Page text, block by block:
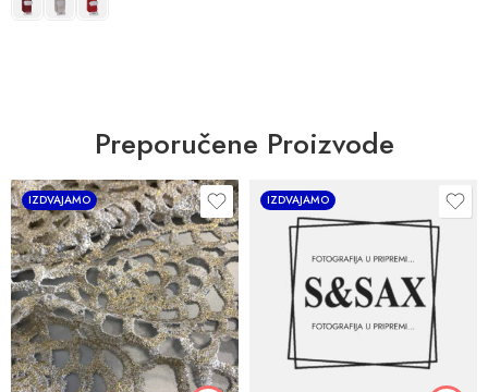
Preporučene Proizvode
IZDVAJAMO IZDVAJAMO